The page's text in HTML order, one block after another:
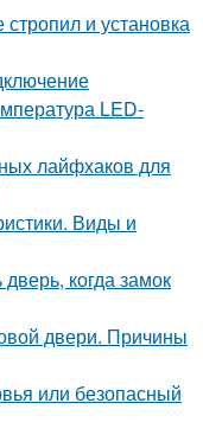
и установка
LED-
лайфхаков для
Виды и
когда замок
двери. Причины
или безопасный